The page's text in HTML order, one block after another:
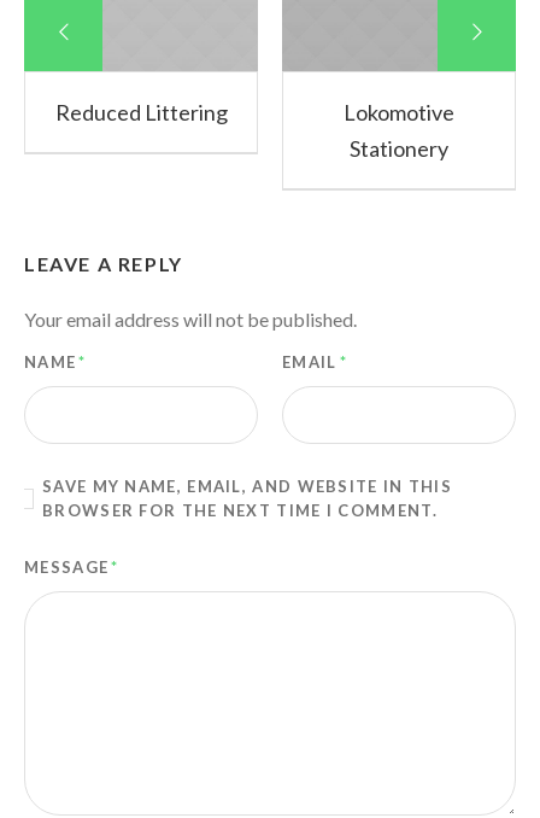
Reduced Littering
Lokomotive
Stationery
LEAVE A REPLY
Your email address will not be published.
NAME * EMAIL *
SAVE MY NAME, EMAIL, AND WEBSITE IN THIS
BROWSER FOR THE NEXT TIME I COMMENT.
MESSAGE*